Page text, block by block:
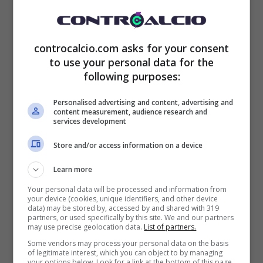
Juventus, Allegri se ne
andrà a giugno: è già pronto
il sostituto, tifosi al settimo
cielo
Da tempo circola con insistenza il nome di
Thiago Motta, il tecnico italo-brasiliano
artefice del miracoloBologna : i felsinei si
trovano al quarto posto e quando mancano
nove gare al termine del campionato la
qualificazione in Champions League sembra
controcalcio.com asks for your consent
to use your personal data for the
following purposes:
Personalised advertising and content, advertising and
content measurement, audience research and
services development
Store and/or access information on a device
Learn more
Your personal data will be processed and information from
your device (cookies, unique identifiers, and other device
data) may be stored by, accessed by and shared with 319
partners, or used specifically by this site. We and our partners
may use precise geolocation data. List of partners.
Some vendors may process your personal data on the basis
of legitimate interest, which you can object to by managing